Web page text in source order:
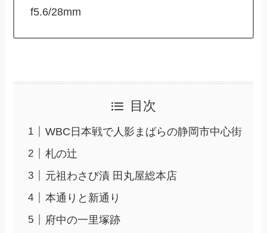
f5.6/28mm
目次
WBC日本戦で人影まばらの静岡市中心街
札の辻
元祖わさび漬 田丸屋総本店
本通りと新通り
府中の一里塚跡